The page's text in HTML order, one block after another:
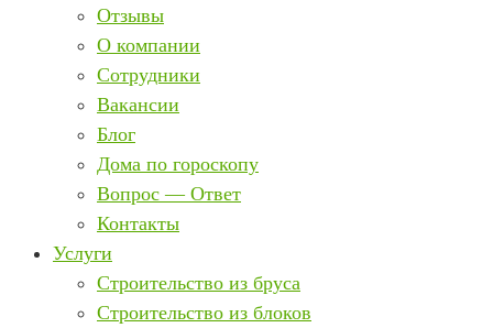
Отзывы
О компании
Сотрудники
Вакансии
Блог
Дома по гороскопу
Вопрос — Ответ
Контакты
Услуги
Строительство из бруса
Строительство из блоков